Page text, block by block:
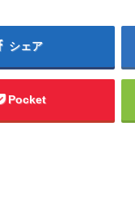
シェア
Pocket